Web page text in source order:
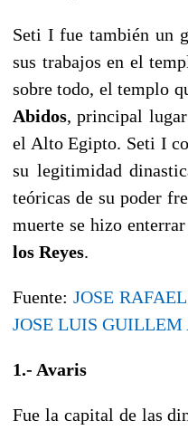
Seti I fue también un
sus trabajos en el
sobre todo, el templo
Abidos, principal
el Alto Egipto. Seti I
su legitimidad
teóricas de su poder
muerte se hizo
los Reyes.
Fuente: JOSE
JOSE LUIS GUILLEM
1.- Avaris
Fue la capital de las